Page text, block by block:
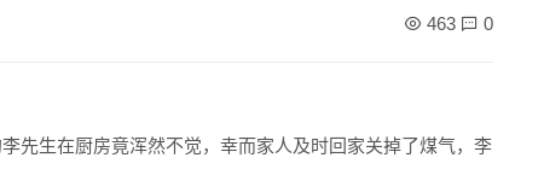
463 0
先生在厨房竟浑然不觉，幸而家人及时回家关掉了煤气，李